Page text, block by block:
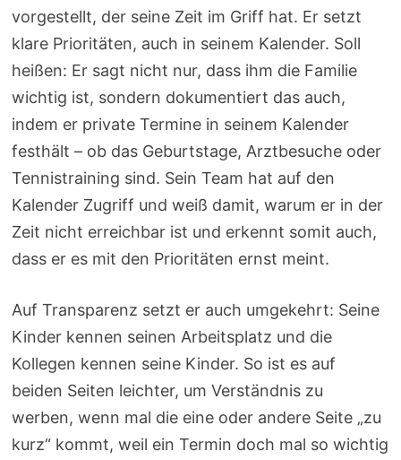
vorgestellt, der seine Zeit im Griff hat. Er setzt
klare Prioritäten, auch in seinem Kalender. Soll
heißen: Er sagt nicht nur, dass ihm die Familie
wichtig ist, sondern dokumentiert das auch,
indem er private Termine in seinem Kalender
festhält – ob das Geburtstage, Arztbesuche oder
Tennistraining sind. Sein Team hat auf den
Kalender Zugriff und weiß damit, warum er in der
Zeit nicht erreichbar ist und erkennt somit auch,
dass er es mit den Prioritäten ernst meint.
Auf Transparenz setzt er auch umgekehrt: Seine
Kinder kennen seinen Arbeitsplatz und die
Kollegen kennen seine Kinder. So ist es auf
beiden Seiten leichter, um Verständnis zu
werben, wenn mal die eine oder andere Seite „zu
kurz“ kommt, weil ein Termin doch mal so wichtig